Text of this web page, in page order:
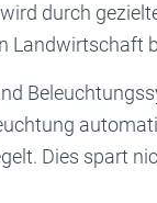
durch
Landwirtschaft
Dies spart